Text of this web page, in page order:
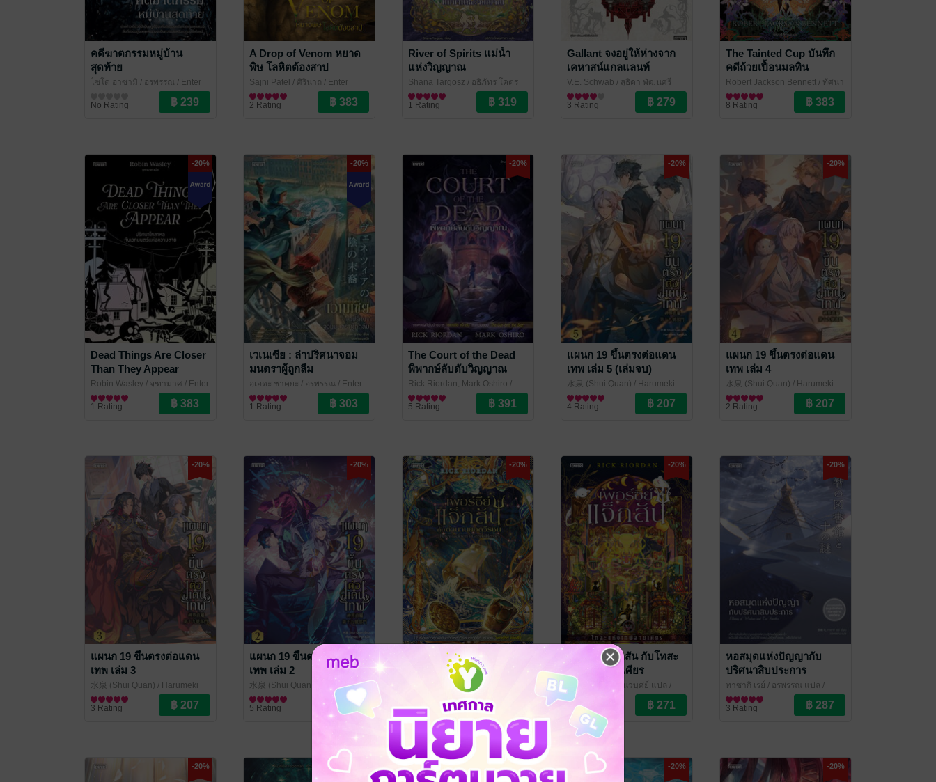
คดีฆาตกรรมหมู่บ้าน
สุดท้าย
ไซโด อาซามิ / อรพรรณ / Enter
นิยายสืบสวนสอบสวน/ทริลเลอร์
No Rating
A Drop of Venom หยาด
พิษ โลหิตต้องสาป
Sajni Patel / ศิรินาถ / Enter
Books
นิยายแฟนตาซี
2 Rating
River of Spirits แม่น้ำ
แห่งวิญญาณ
Shana Targosz / อธิภัทร โคตร
ศาลา/ Enter Books
นิยายแฟนตาซี
1 Rating
Gallant จงอยู่ให้ห่างจาก
เคหาสน์แกลแลนท์
V.E. Schwab / สุธิดา พัฒนศรี
วิเชียร/ Enter Books
นิยายแฟนตาซี
3 Rating
The Tainted Cup บันทึก
คดีถ้วยเปื้อนมลทิน
Robert Jackson Bennett / ทัศนา
วดี สีหาวงษ์ แปล
/ Enter Books
นิยายแฟนตาซี
8 Rating
-20%
Dead Things Are Closer
Than They Appear
ปริศนาโกลาหลกับ
เวทมนตร์แห่งความตาย
Robin Wasley / จุฑามาศ / Enter
Books
นิยายแฟนตาซี
1 Rating
-20%
เวเนเซีย : ล่าปริศนาจอม
มนตราผู้ถูกลืม
อุเอดะ ซาคุยะ / อรพรรณ / Enter
Books
นิยายแฟนตาซี
1 Rating
-20%
The Court of the Dead
พิพากษ์ลับดับวิญญาณ
Rick Riordan, Mark Oshiro /
ปัทมวรรณ บูรณมาตร์
/ Enter
Books
นิยายแฟนตาซี
5 Rating
-20%
แผนก 19 ขึ้นตรงต่อแดน
เทพ เล่ม 5 (เล่มจบ)
水泉 (Shui Quan) / Harumeki
Pan แปล/ Enter Books
นิยายแฟนตาซี
4 Rating
-20%
แผนก 19 ขึ้นตรงต่อแดน
เทพ เล่ม 4
水泉 (Shui Quan) / Harumeki
Pan แปล/ Enter Books
นิยายแฟนตาซี
2 Rating
-20%
แผนก 19 ขึ้นตรงต่อแดน
เทพ เล่ม 3
水泉 (Shui Quan) / Harumeki
Pan แปล/ Enter Books
นิยายแฟนตาซี
3 Rating
-20%
แผนก 19 ขึ้นตรงต่อแดน
เทพ เล่ม 2
水泉 (Shui Quan) / Harumeki
Pan แปล/ Enter Books
นิยายแฟนตาซี
5 Rating
-20%
Percy Jackson's Greek
Heroes เพอร์ซีย์ แจ็กสัน
กับตำนานยอดวีรชน
Rick Riordan / นวบุศย์ แปล
1 Rating
-20%
เพอร์ซีย์ แจ็กสัน กับโทสะ
แห่งเทพีสามเศียร
Rick Riordan / นวบุศย์ แปล /
Enter Books
นิยายแฟนตาซี
3 Rating
-20%
หอสมุดแห่งปัญญากับ
ปริศนาสิบประการ
ทาซากิ เรย์ / อรพรรณ แปล /
Enter Books
นิยายแฟนตาซี
3 Rating
-20% -20% -20% -20%